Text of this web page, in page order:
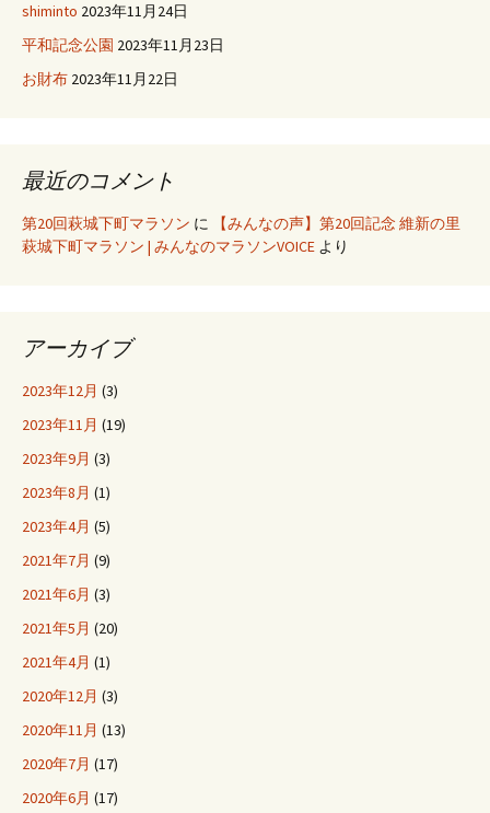
shiminto 2023年11月24日
平和記念公園 2023年11月23日
お財布 2023年11月22日
最近のコメント
第20回萩城下町マラソン に
【みんなの声】第20回記念 維新の里
萩城下町マラソン | みんなのマラソンVOICE より
アーカイブ
2023年12月 (3)
2023年11月 (19)
2023年9月 (3)
2023年8月 (1)
2023年4月 (5)
2021年7月 (9)
2021年6月 (3)
2021年5月 (20)
2021年4月 (1)
2020年12月 (3)
2020年11月 (13)
2020年7月 (17)
2020年6月 (17)